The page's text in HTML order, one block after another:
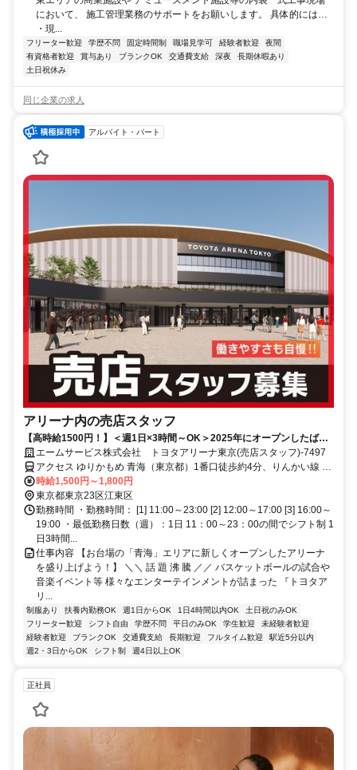
において、 施工管理業務のサポートをお願いします。 具体的には…
・現...
フリーター歓迎 学歴不問 固定時間制 職場見学可 経験者歓迎
夜間
有資格者歓迎
賞与あり ブランクOK 交通費支給 深夜
長期休暇あり
土日祝休み
同じ企業の求人
アルバイト・パート
アリーナ内の売店スタッフ
【高時給1500円！】＜週1日×3時間～OK＞2025年にオープンしたばか
り！未経験者も大歓迎！
エームサービス株式会社 トヨタアリーナ東京(売店スタッフ)-7497
アクセス ゆりかもめ 青海（東京都）1番口徒歩約4分、りんかい線 東
京テレポートA口徒歩約8分、ゆりかもめ 東京ビッグサイト（ゆりか
もめ）1番口徒歩約12分
時給1,500円～1,800円
東京都東京23区江東区
勤務時間 ・勤務時間： [1] 11:00～23:00 [2] 12:00～17:00 [3] 16:00～
19:00 ・最低勤務日数（週）：1日 11：00～23：00の間でシフト制 1
日3時間...
仕事内容 【お台場の「青海」エリアに新しくオープンしたアリーナ
を盛り上げよう！】 ＼＼ 話 題 沸 騰 ／／ バスケットボールの試合や
音楽イベント等 様々なエンターテインメントが詰まった 『トヨタア
リ...
制服あり 扶養内勤務OK 週1日からOK 1日4時間以内OK
土日祝のみOK
フリーター歓迎
シフト自由 学歴不問 平日のみOK 学生歓迎
未経験者歓迎
経験者歓迎
ブランクOK 交通費支給 長期歓迎 フルタイム歓迎
駅近5分以内
週2・3日からOK
シフト制 週4日以上OK
正社員